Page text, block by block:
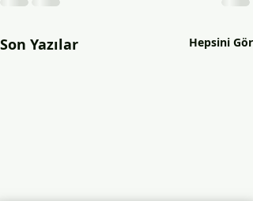
Son Yazılar Hepsini Gör